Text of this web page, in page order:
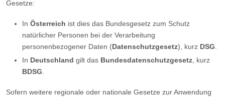
Gesetze:
In Österreich ist dies das Bundesgesetz zum Schutz
natürlicher Personen bei der Verarbeitung
personenbezogener Daten (Datenschutzgesetz), kurz DSG.
In Deutschland gilt das Bundesdatenschutzgesetz, kurz
BDSG.
Sofern weitere regionale oder nationale Gesetze zur Anwendung